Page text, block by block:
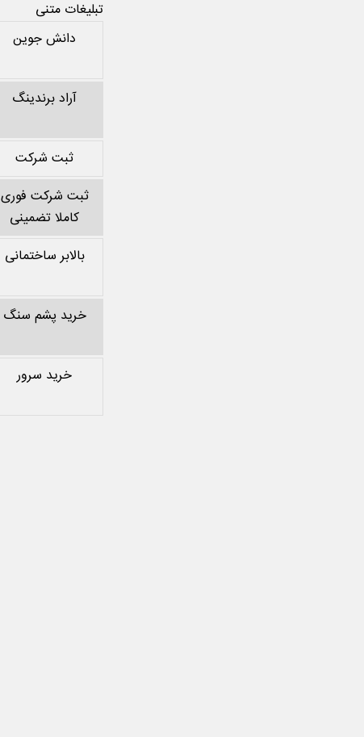
تبلیغات متنی
دانش جوین
آراد برندینگ
ثبت شرکت
ثبت شرکت فوری
کاملا تضمینی
بالابر ساختمانی
خرید پشم سنگ
خرید سرور